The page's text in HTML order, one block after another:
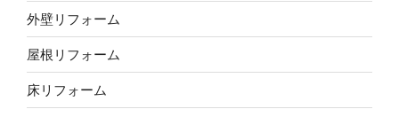
外壁リフォーム
屋根リフォーム
床リフォーム